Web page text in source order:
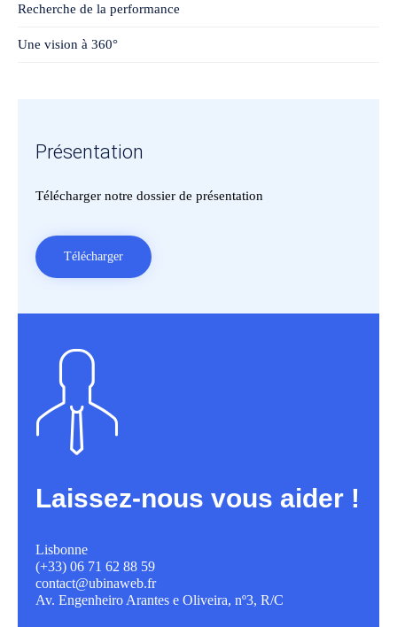
Recherche de la performance
Une vision à 360°
Présentation
Télécharger notre dossier de présentation
Télécharger
Laissez-nous vous aider !
Lisbonne
(+33) 06 71 62 88 59
contact@ubinaweb.fr
Av. Engenheiro Arantes e Oliveira, nº3, R/C